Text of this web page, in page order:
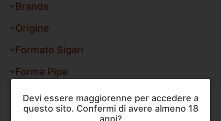
Brands
Origine
Formato Sigari
Forma Pipe
Devi essere maggiorenne per accedere a
questo sito. Confermi di avere almeno 18
anni?